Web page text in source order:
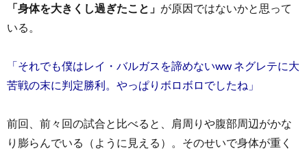
「身体を大きくし過ぎたこと」 が原因ではないかと思って
いる。
「それでも僕はレイ・バルガスを諦めないww ネグレテに大
苦戦の末に判定勝利。やっぱりボロボロでしたね」
前回、前々回の試合と比べると、肩周りや腹部周辺がかな
り膨らんでいる（ように見える）。そのせいで身体が重く